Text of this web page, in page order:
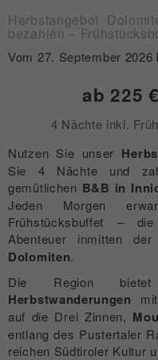
Herbstangebot
bezahlen –
Vom 27. September 2026
ab 225
4 Nächte inkl.
Nutzen Sie unser
Sie 4 Nächte und
gemütlichen B&B in
Jeden Morgen
Frühstücksbuffet –
Abenteuer inmitten
Dolomiten.
Die Region bietet
Herbstwanderungen
auf die Drei Zinnen,
entlang des Pustertaler
reichen Südtiroler Kultur